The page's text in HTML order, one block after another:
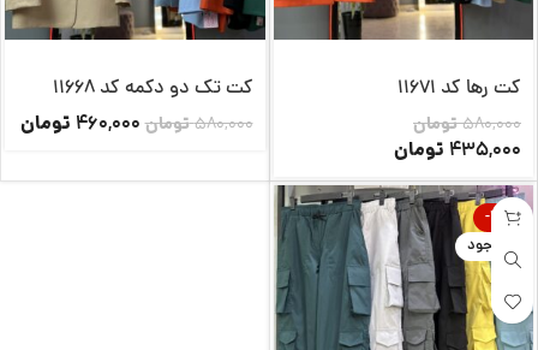
کت رها کد 11671
580,000تومان
435,000 تومان
کت تک دو دکمه کد 11668
580,000تومان460,000 تومان
-14%
ناموجود